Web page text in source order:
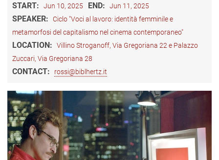
START: Jun 10, 2025 END: Jun 11, 2025
SPEAKER:
Ciclo "Voci al lavoro: identità femminile e
metamorfosi del capitalismo nel cinema contemporaneo"
LOCATION:
Villino Stroganoff, Via Gregoriana 22 e Palazzo
Zuccari, Via Gregoriana 28
CONTACT: rossi@biblhertz.it